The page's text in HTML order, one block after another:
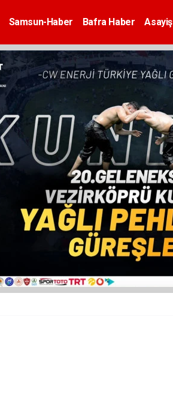
Samsun-Haber Bafra Haber Asayiş